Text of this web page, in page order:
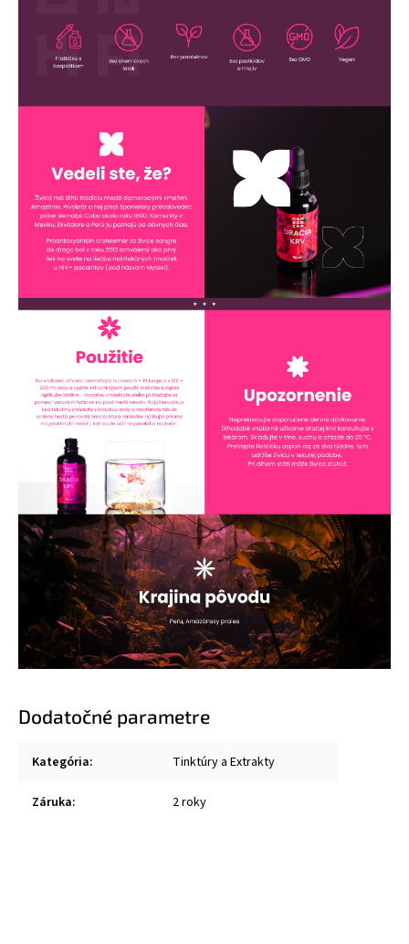
Dodatočné parametre
Kategória: Tinktúry a Extrakty
Záruka: 2 roky